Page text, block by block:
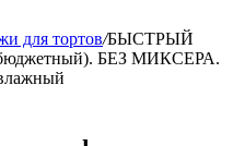
для тортов/БЫСТРЫЙ
бюджетный). БЕЗ МИКСЕРА.